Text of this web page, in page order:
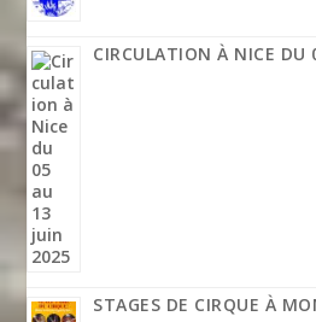
CIRCULATION À NICE
STAGES DE CIRQUE À